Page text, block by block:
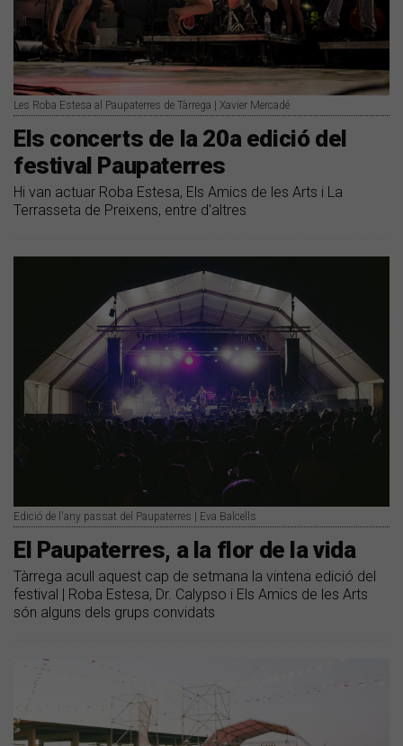
Les Roba Estesa al Paupaterres de Tàrrega | Xavier Mercadé
Els concerts de la 20a edició del
festival Paupaterres
Hi van actuar Roba Estesa, Els Amics de les Arts i La
Terrasseta de Preixens, entre d'altres
Edició de l'any passat del Paupaterres | Eva Balcells
El Paupaterres, a la flor de la vida
Tàrrega acull aquest cap de setmana la vintena edició del
festival | Roba Estesa, Dr. Calypso i Els Amics de les Arts
són alguns dels grups convidats